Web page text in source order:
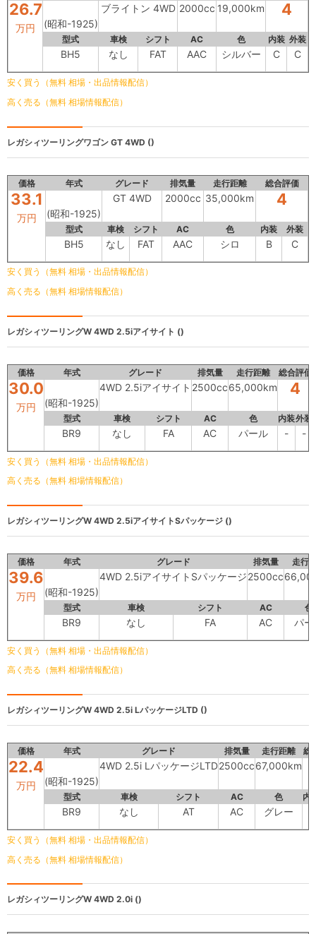
26.7
万円 (昭和-1925)
ブライトン 4WD 2000cc 19,000km 4
型式 車検 シフト AC 色 内装 外装
BH5 なし FAT AAC シルバー C C
安く買う（無料 相場・出品情報配信）
高く売る（無料 相場情報配信）
レガシィツーリングワゴン GT 4WD ()
価格 年式 グレード 排気量 走行距離 総合評価
33.1
万円 (昭和-1925)
GT 4WD 2000cc 35,000km 4
型式 車検 シフト AC 色 内装 外装
BH5 なし FAT AAC シロ B C
安く買う（無料 相場・出品情報配信）
高く売る（無料 相場情報配信）
レガシィツーリングW 4WD 2.5iアイサイト ()
価格 年式 グレード 排気量 走行距離 総合評価
30.0
万円 (昭和-1925)
4WD 2.5iアイサイト 2500cc65,000km 4
型式 車検 シフト AC 色 内装外装
BR9 なし FA AC パール - -
安く買う（無料 相場・出品情報配信）
高く売る（無料 相場情報配信）
レガシィツーリングW 4WD 2.5iアイサイトSパッケージ ()
価格 年式 グレード 排気量 走行
39.6
万円 (昭和-1925)
4WD 2.5iアイサイトSパッケージ2500cc
型式 車検 シフト AC 色
BR9 なし FA AC パー
安く買う（無料 相場・出品情報配信）
高く売る（無料 相場情報配信）
レガシィツーリングW 4WD 2.5i LパッケージLTD ()
価格 年式 グレード 排気量 走行距離 総
22.4
万円 (昭和-1925)
4WD 2.5i LパッケージLTD2500cc67,000km
型式 車検 シフト AC 色 内
BR9 なし AT AC グレー
安く買う（無料 相場・出品情報配信）
高く売る（無料 相場情報配信）
レガシィツーリングW 4WD 2.0i ()